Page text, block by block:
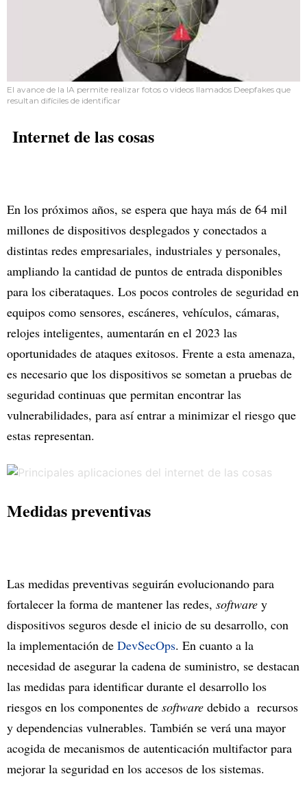
El avance de la IA permite realizar fotos o videos llamados Deepfakes que
resultan difíciles de identificar
Internet de las cosas
En los próximos años, se espera que haya más de 64 mil
millones de dispositivos desplegados y conectados a
distintas redes empresariales, industriales y personales,
ampliando la cantidad de puntos de entrada disponibles
para los ciberataques. Los pocos controles de seguridad en
equipos como sensores, escáneres, vehículos, cámaras,
relojes inteligentes, aumentarán en el 2023 las
oportunidades de ataques exitosos. Frente a esta amenaza,
es necesario que los dispositivos se sometan a pruebas de
seguridad continuas que permitan encontrar las
vulnerabilidades, para así entrar a minimizar el riesgo que
estas representan.
Medidas preventivas
Las medidas preventivas seguirán evolucionando para
fortalecer la forma de mantener las redes, software y
dispositivos seguros desde el inicio de su desarrollo, con
la implementación de DevSecOps. En cuanto a la
necesidad de asegurar la cadena de suministro, se destacan
las medidas para identificar durante el desarrollo los
riesgos en los componentes de software debido a recursos
y dependencias vulnerables. También se verá una mayor
acogida de mecanismos de autenticación multifactor para
mejorar la seguridad en los accesos de los sistemas.